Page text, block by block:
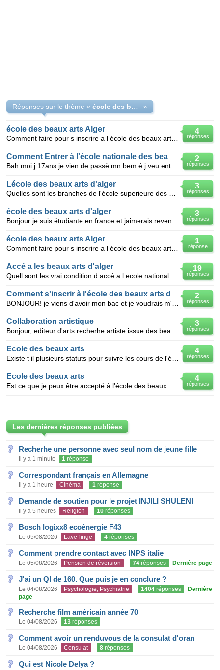
Réponses sur le thème « »
4
réponses
école des beaux arts Alger
2
réponses
3
réponses
Lécole des beaux arts d'alger
3
réponses
école des beaux arts d'alger
1
réponse
école des beaux arts Alger
19
réponses
Accé a les beaux arts d'alger
2
réponses
3
réponses
Collaboration artistique
4
réponses
Ecole des beaux arts
4
réponses
Ecole des beaux arts
Les dernières réponses publiées
Recherhe une personne avec seul nom de jeune fille
Il y a 1 minute 1 réponse
Correspondant français en Allemagne
Il y a 1 heure Cinéma 1 réponse
Demande de soutien pour le projet INJILI SHULENI
Il y a 5 heures Religion 10 réponses
Bosch logixx8 ecoénergie F43
Le 05/08/2026 Lave-linge 4 réponses
Comment prendre contact avec INPS italie
Le 05/08/2026 Pension de réversion 74 réponses Dernière page
J'ai un QI de 160. Que puis je en conclure ?
Le 04/08/2026 Psychologie, Psychiatrie 1404 réponses
Dernière
page
Recherche film américain année 70
Le 04/08/2026 13 réponses
Comment avoir un renduvous de la consulat d'oran
Le 04/08/2026 Consulat 8 réponses
Qui est Nicole Delya ?